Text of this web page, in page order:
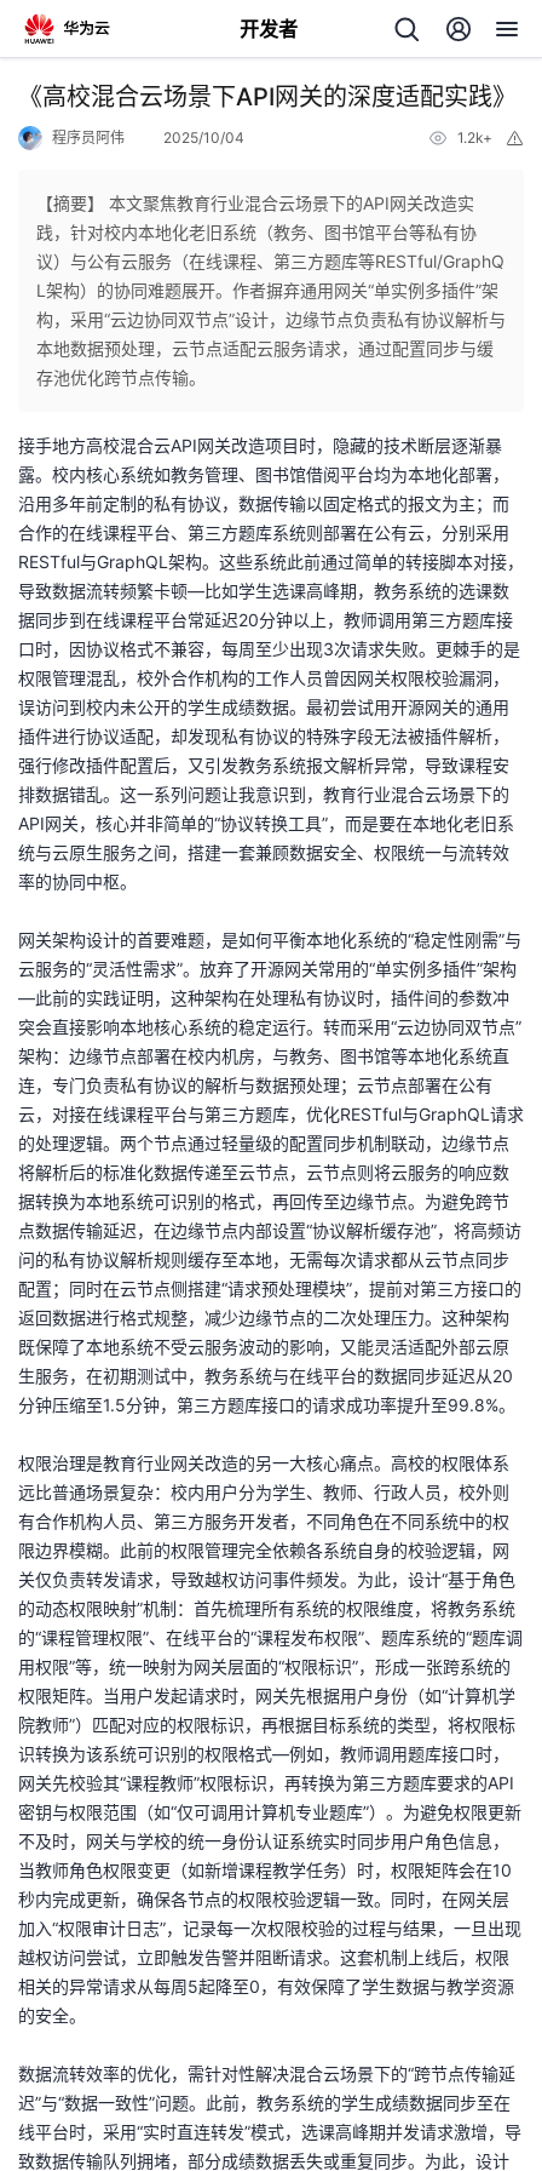
开发者
返
个
人
页
我
开
发
者
我
的
博
客
我
的
论
坛
我
的
圈
子
我
的
直
播
我
的
活
动
我
的
关
注
我
的
开
发
者
学
堂
我
的
课
程
我
的
认
证
我
的
实
验
我
的
收
藏
我
的
Programs
我
的
支
持
我
的
技
术
支
持
我
的
云
声
建
议
《高校混合云场景下API网关的深度适配实践》
程序员阿伟 2025/10/04 1.2k+
【摘要】 本文聚焦教育行业混合云场景下的API网关改造实
践，针对校内本地化老旧系统（教务、图书馆平台等私有协
议）与公有云服务（在线课程、第三方题库等RESTful/GraphQ
L架构）的协同难题展开。作者摒弃通用网关“单实例多插件”架
构，采用“云边协同双节点”设计，边缘节点负责私有协议解析与
本地数据预处理，云节点适配云服务请求，通过配置同步与缓
存池优化跨节点传输。
接手地方高校混合云API网关改造项目时，隐藏的技术断层逐渐暴
露。校内核心系统如教务管理、图书馆借阅平台均为本地化部署，
沿用多年前定制的私有协议，数据传输以固定格式的报文为主；而
合作的在线课程平台、第三方题库系统则部署在公有云，分别采用
RESTful与GraphQL架构。这些系统此前通过简单的转接脚本对接，
导致数据流转频繁卡顿—比如学生选课高峰期，教务系统的选课数
据同步到在线课程平台常延迟20分钟以上，教师调用第三方题库接
口时，因协议格式不兼容，每周至少出现3次请求失败。更棘手的是
权限管理混乱，校外合作机构的工作人员曾因网关权限校验漏洞，
误访问到校内未公开的学生成绩数据。最初尝试用开源网关的通用
插件进行协议适配，却发现私有协议的特殊字段无法被插件解析，
强行修改插件配置后，又引发教务系统报文解析异常，导致课程安
排数据错乱。这一系列问题让我意识到，教育行业混合云场景下的
API网关，核心并非简单的“协议转换工具”，而是要在本地化老旧系
统与云原生服务之间，搭建一套兼顾数据安全、权限统一与流转效
率的协同中枢。
网关架构设计的首要难题，是如何平衡本地化系统的“稳定性刚需”与
云服务的“灵活性需求”。放弃了开源网关常用的“单实例多插件”架构
—此前的实践证明，这种架构在处理私有协议时，插件间的参数冲
突会直接影响本地核心系统的稳定运行。转而采用“云边协同双节点”
架构：边缘节点部署在校内机房，与教务、图书馆等本地化系统直
连，专门负责私有协议的解析与数据预处理；云节点部署在公有
云，对接在线课程平台与第三方题库，优化RESTful与GraphQL请求
的处理逻辑。两个节点通过轻量级的配置同步机制联动，边缘节点
将解析后的标准化数据传递至云节点，云节点则将云服务的响应数
据转换为本地系统可识别的格式，再回传至边缘节点。为避免跨节
点数据传输延迟，在边缘节点内部设置“协议解析缓存池”，将高频访
问的私有协议解析规则缓存至本地，无需每次请求都从云节点同步
配置；同时在云节点侧搭建“请求预处理模块”，提前对第三方接口的
返回数据进行格式规整，减少边缘节点的二次处理压力。这种架构
既保障了本地系统不受云服务波动的影响，又能灵活适配外部云原
生服务，在初期测试中，教务系统与在线平台的数据同步延迟从20
分钟压缩至1.5分钟，第三方题库接口的请求成功率提升至99.8%。
权限治理是教育行业网关改造的另一大核心痛点。高校的权限体系
远比普通场景复杂：校内用户分为学生、教师、行政人员，校外则
有合作机构人员、第三方服务开发者，不同角色在不同系统中的权
限边界模糊。此前的权限管理完全依赖各系统自身的校验逻辑，网
关仅负责转发请求，导致越权访问事件频发。为此，设计“基于角色
的动态权限映射”机制：首先梳理所有系统的权限维度，将教务系统
的“课程管理权限”、在线平台的“课程发布权限”、题库系统的“题库调
用权限”等，统一映射为网关层面的“权限标识”，形成一张跨系统的
权限矩阵。当用户发起请求时，网关先根据用户身份（如“计算机学
院教师”）匹配对应的权限标识，再根据目标系统的类型，将权限标
识转换为该系统可识别的权限格式—例如，教师调用题库接口时，
网关先校验其“课程教师”权限标识，再转换为第三方题库要求的API
密钥与权限范围（如“仅可调用计算机专业题库”）。为避免权限更新
不及时，网关与学校的统一身份认证系统实时同步用户角色信息，
当教师角色权限变更（如新增课程教学任务）时，权限矩阵会在10
秒内完成更新，确保各节点的权限校验逻辑一致。同时，在网关层
加入“权限审计日志”，记录每一次权限校验的过程与结果，一旦出现
越权访问尝试，立即触发告警并阻断请求。这套机制上线后，权限
相关的异常请求从每周5起降至0，有效保障了学生数据与教学资源
的安全。
数据流转效率的优化，需针对性解决混合云场景下的“跨节点传输延
迟”与“数据一致性”问题。此前，教务系统的学生成绩数据同步至在
线平台时，采用“实时直连转发”模式，选课高峰期并发请求激增，导
致数据传输队列拥堵，部分成绩数据丢失或重复同步。为此，设计